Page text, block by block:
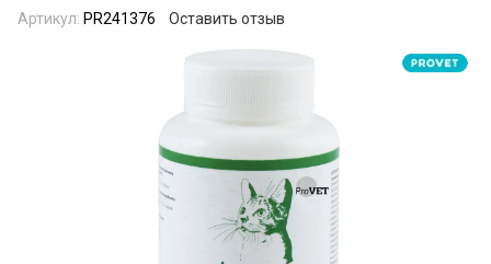
Артикул: PR241376 Оставить отзыв